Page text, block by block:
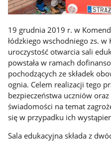
19 grudnia 2019 r. w
łódzkiego wschodniego zs. w
uroczystość otwarcia sali
powstała w ramach
pochodzących ze składek
ognia. Celem realizacji tego
bezpieczeństwa uczniów
świadomości na temat
się w przypadku ich
Sala edukacyjna składa z